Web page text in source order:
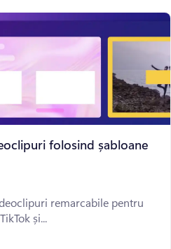
folosind șabloane
remarcabile pentru
și...